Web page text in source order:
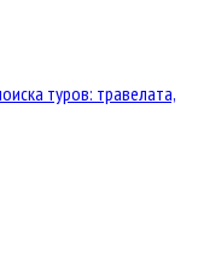
туров: травелата,